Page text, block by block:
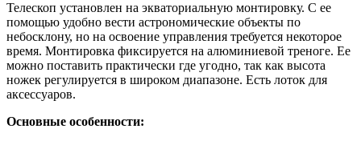
Телескоп установлен на экваториальную монтировку. С ее
помощью удобно вести астрономические объекты по
небосклону, но на освоение управления требуется некоторое
время. Монтировка фиксируется на алюминиевой треноге. Ее
можно поставить практически где угодно, так как высота
ножек регулируется в широком диапазоне. Есть лоток для
аксессуаров.
Основные особенности: